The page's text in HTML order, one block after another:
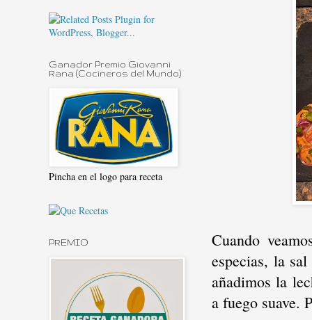
Cuando
especias, la
añadimos la
a fuego suave.
Ganador Premio Giovanni
Rana (Cocineros del Mundo)
Pincha en el logo para receta
PREMIO